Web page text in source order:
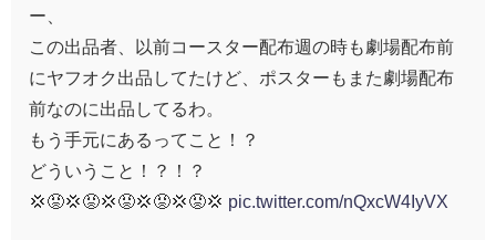
ー、
この出品者、以前コースター配布週の時も劇場配布前
にヤフオク出品してたけど、ポスターもまた劇場配布
前なのに出品してるわ。
もう手元にあるってこと！？
どういうこと！？！？
💢😡💢😡💢😡💢😡💢😡💢 pic.twitter.com/nQxcW4IyVX